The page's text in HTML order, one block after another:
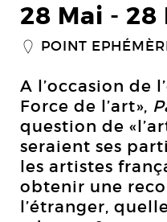
28 Mai - 28
_ POINT
A l’occasion de
Force de l’art»,
question de
seraient ses
les artistes
obtenir une
l’étranger,